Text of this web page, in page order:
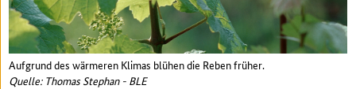
Aufgrund des wärmeren Klimas blühen die Reben früher.
Quelle: Thomas Stephan - BLE